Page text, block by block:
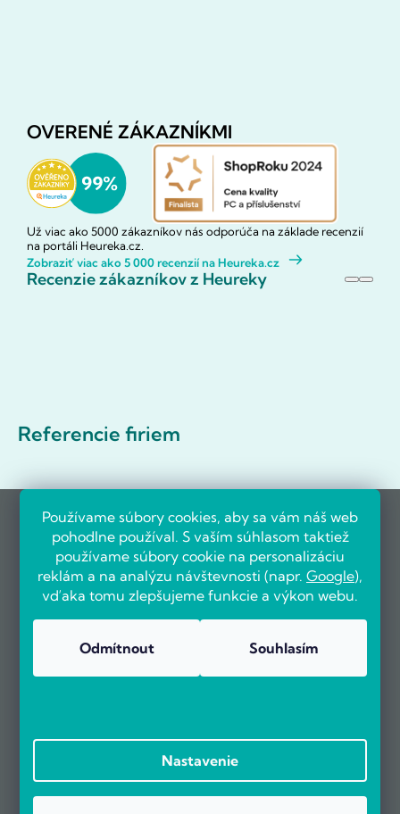
Používame súbory cookies, aby sa vám náš web
pohodlne používal. S vaším súhlasom taktiež
používame súbory cookie na personalizáciu
reklám a na analýzu návštevnosti (napr. Google),
vďaka tomu zlepšujeme funkcie a výkon webu.
Odmítnout Souhlasím
Nastavenie
OVERENÉ ZÁKAZNÍKMI
Už viac ako 5000 zákazníkov nás odporúča na základe recenzií
na portáli Heureka.cz.
Zobraziť viac ako 5 000 recenzií na Heureka.cz
Recenzie zákazníkov z Heureky
Referencie firiem